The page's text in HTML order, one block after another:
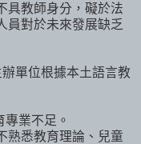
具教師身分，礙於法
員對於未來發展缺乏
單位根據本土語言教
業不足。
熟悉教育理論、兒童